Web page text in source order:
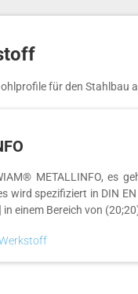
für den Stahlbau
METALLINFO, es
wird spezifiziert in DIN
einem Bereich von